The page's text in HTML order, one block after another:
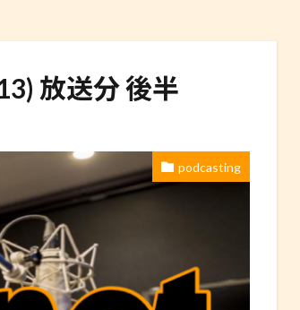
放送分 後半
podcasting